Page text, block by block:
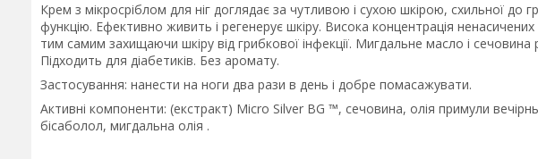
Крем з мікросріблом для ніг доглядає за чутливою і сухою шкірою, схильної до
функцію. Ефективно живить і регенерує шкіру. Висока концентрація
тим самим захищаючи шкіру від грибкової інфекції. Мигдальне масло і
Підходить для діабетиків. Без аромату.
Застосування: нанести на ноги два рази в день і добре помасажувати.
Активні компоненти: (екстракт) Micro Silver BG ™, сечовина, олія примули
бісаболол, мигдальна олія .